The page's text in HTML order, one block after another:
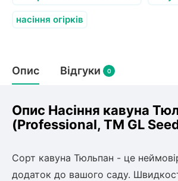
Оливкове Дерево
Мирт
Мушмула
Інжирний персик
Нектарин
Алича
Смородина
Актинідія
Ірга
Тамарикс
Пієріс Японський
Бересклет
Вейгела
Пухироплідник
Спірея
Сітка затіняюча
Рубальні машини
Картоплесаджалки
Картоплекопалки
Роторні косарки
Навантажувачі
насіння огірків
Опис Відгуки 0
Опис Насіння кавуна
(Professional, TM GL
Сорт кавуна Тюльпан - це
додаток до вашого саду.